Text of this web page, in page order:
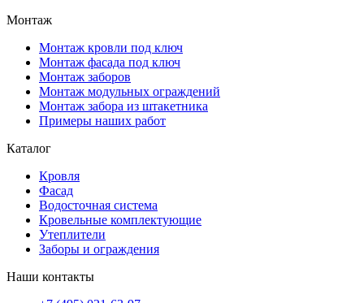
Монтаж
Монтаж кровли под ключ
Монтаж фасада под ключ
Монтаж заборов
Монтаж модульных ограждений
Монтаж забора из штакетника
Примеры наших работ
Каталог
Кровля
Фасад
Водосточная система
Кровельные комплектующие
Утеплители
Заборы и ограждения
Наши контакты